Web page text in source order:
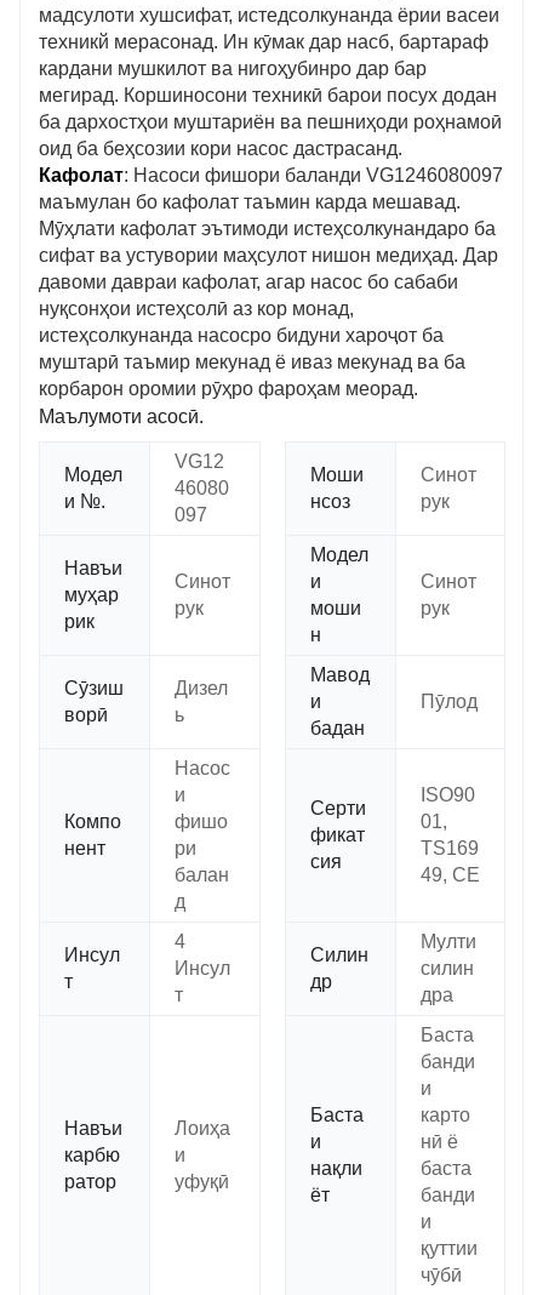
мадсулоти хушсифат, истедсолкунанда ёрии васеи
техникй мерасонад. Ин кӯмак дар насб, бартараф
кардани мушкилот ва нигоҳубинро дар бар
мегирад. Коршиносони техникӣ барои посух додан
ба дархостҳои муштариён ва пешниҳоди роҳнамоӣ
оид ба беҳсозии кори насос дастрасанд.
Кафолат: Насоси фишори баланди VG1246080097
маъмулан бо кафолат таъмин карда мешавад.
Мӯҳлати кафолат эътимоди истеҳсолкунандаро ба
сифат ва устувории маҳсулот нишон медиҳад. Дар
давоми давраи кафолат, агар насос бо сабаби
нуқсонҳои истеҳсолӣ аз кор монад,
истеҳсолкунанда насосро бидуни хароҷот ба
муштарӣ таъмир мекунад ё иваз мекунад ва ба
корбарон оромии рӯҳро фароҳам меорад.
Маълумоти асосӣ.
Модел
и №.
VG12
46080
097
Моши
нсоз
Синот
рук
Навъи
муҳар
рик
Синот
рук
Модел
и
моши
н
Синот
рук
Сӯзиш
ворӣ
Дизел
ь
Мавод
и
бадан
Пӯлод
Компо
нент
Насос
и
фишо
ри
балан
д
Серти
фикат
сия
ISO90
01,
TS169
49, CE
Инсул
т
4
Инсул
т
Силин
др
Мулти
силин
дра
Навъи
карбю
ратор
Лоиҳа
и
уфуқӣ
Баста
и
нақли
ёт
Баста
банди
и
карто
нӣ ё
баста
банди
и
қуттии
чӯбӣ